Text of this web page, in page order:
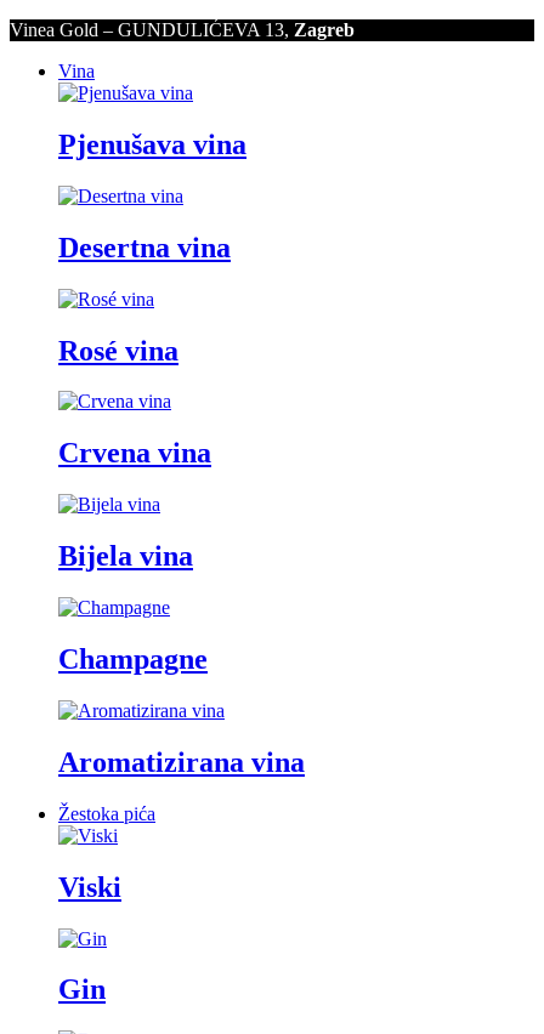
Vinea Gold – GUNDULIĆEVA 13, Zagreb
Vina
Pjenušava vina
Desertna vina
Rosé vina
Crvena vina
Bijela vina
Champagne
Aromatizirana vina
Žestoka pića
Viski
Gin